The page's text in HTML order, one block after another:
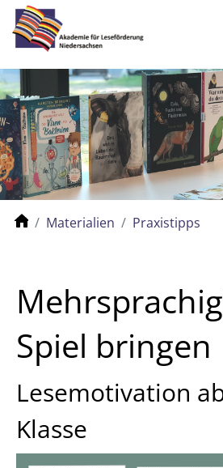
Materialien Praxistipps
Spiel bringen
Lesemotivation
Klasse